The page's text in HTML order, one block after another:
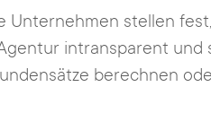
stellen
intransparent und
berechnen